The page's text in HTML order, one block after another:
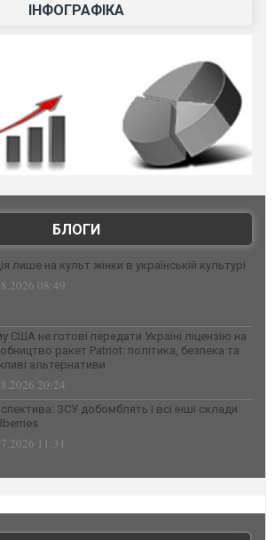
ІНФОГРАФІКА
БЛОГИ
лише на культ жінки в українській культурі
08:49
США не готові передати Україні ліцензію на
ракет Patriot: політика, безпека та
альтернативи
20:24
ЗСУ добомблять і всі інші склади
11:31